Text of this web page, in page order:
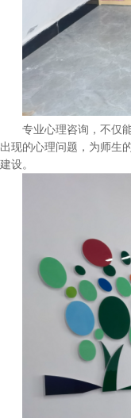
专业心理咨询，不仅
出现的心理问题，为师生
建设。